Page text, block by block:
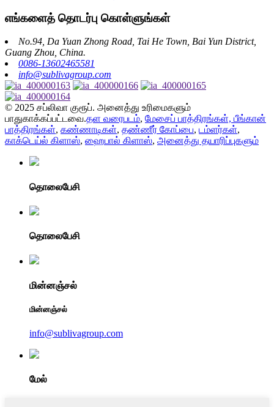
எங்களைத் தொடர்பு கொள்ளுங்கள்
No.94, Da Yuan Zhong Road, Tai He Town, Bai Yun District,
Guang Zhou, China.
0086-13602465581
info@sublivagroup.com
© 2025 சப்லிவா குரூப். அனைத்து உரிமைகளும்
பாதுகாக்கப்பட்டவை.தள வரைபடம், மேசைப் பாத்திரங்கள், பீங்கான்
பாத்திரங்கள், கண்ணாடிகள், தண்ணீர் கோப்பை, டம்ளர்கள்,
காக்டெய்ல் கிளாஸ், ஹைபால் கிளாஸ், அனைத்து தயாரிப்புகளும்
தொலைபேசி
தொலைபேசி
மின்னஞ்சல்
மின்னஞ்சல்
info@sublivagroup.com
மேல்